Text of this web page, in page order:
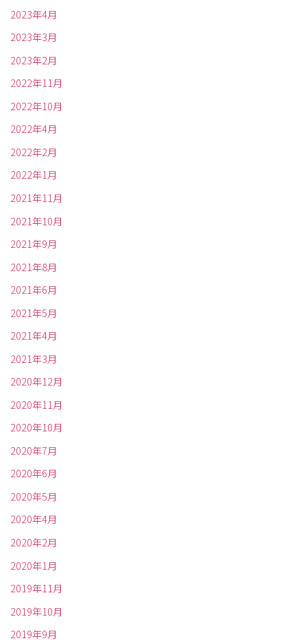
2023年4月
2023年3月
2023年2月
2022年11月
2022年10月
2022年4月
2022年2月
2022年1月
2021年11月
2021年10月
2021年9月
2021年8月
2021年6月
2021年5月
2021年4月
2021年3月
2020年12月
2020年11月
2020年10月
2020年7月
2020年6月
2020年5月
2020年4月
2020年2月
2020年1月
2019年11月
2019年10月
2019年9月